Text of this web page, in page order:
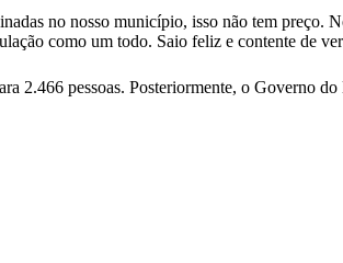
no nosso município, isso não tem
como um todo. Saio feliz e contente de
2.466 pessoas. Posteriormente, o Governo